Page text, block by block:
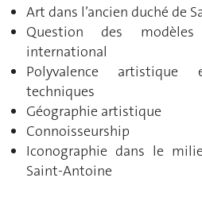
Art dans l’ancien duché de
Question des
international
Polyvalence artistique
techniques
Géographie artistique
Connoisseurship
Iconographie dans le
Saint-Antoine